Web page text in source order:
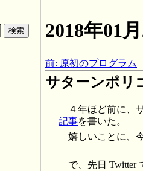
2018年01
前: 原初のプログラム
サターンポリ
４年ほど前に、
記事を書いた。
嬉しいことに、
で、先日 Twitter